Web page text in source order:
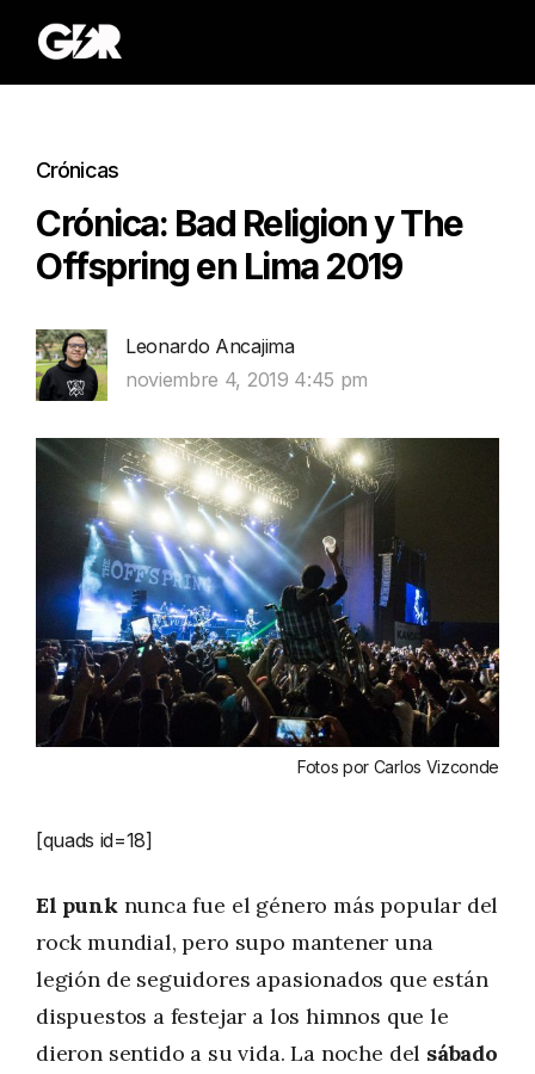
Crónicas
Crónica: Bad Religion y The
Offspring en Lima 2019
Leonardo Ancajima
noviembre 4, 2019 4:45 pm
Fotos por Carlos Vizconde
[quads id=18]
El punknunca fue el género más popular del
rock mundial, pero supo mantener una
legión de seguidores apasionados que están
dispuestos a festejar a los himnos que le
dieron sentido a su vida. La noche del sábado